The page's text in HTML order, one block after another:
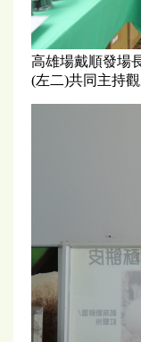
高雄場戴順發場
(左二)共同主持